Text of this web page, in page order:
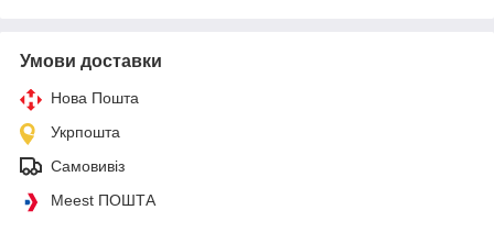
Умови доставки
Нова Пошта
Укрпошта
Самовивіз
Meest ПОШТА